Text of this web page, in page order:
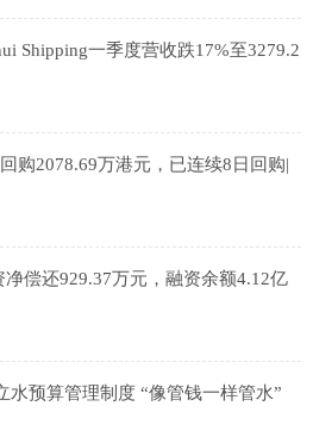
Shipping一季度营收跌17%至3279.2
购2078.69万港元，已连续8日回购|
偿还929.37万元，融资余额4.12亿
水预算管理制度 “像管钱一样管水”